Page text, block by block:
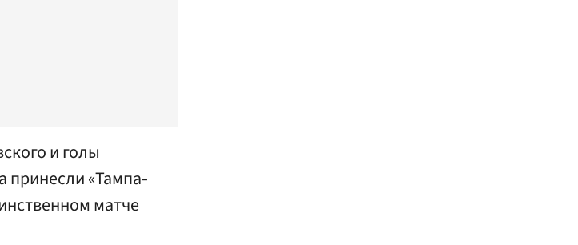
и голы
принесли «Тампа-
матче